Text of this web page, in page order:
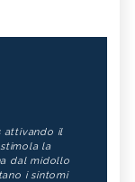
attivando il
la
dal midollo
i sintomi